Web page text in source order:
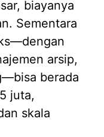
biayanya
Sementara
arsip,
berada
juta,
skala